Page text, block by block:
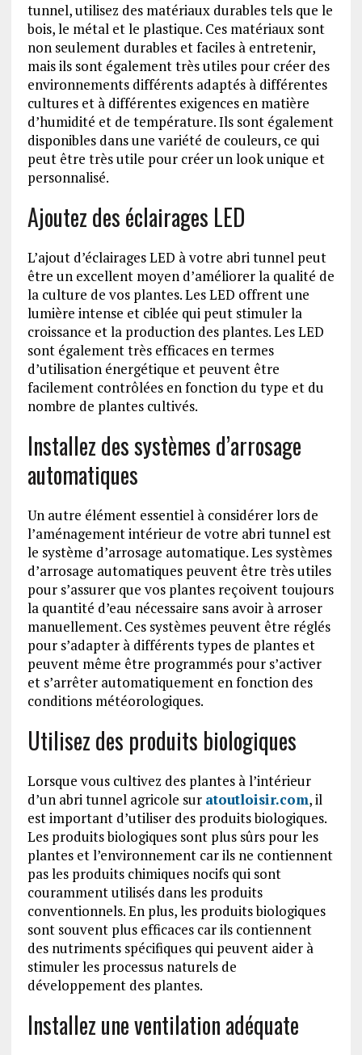
tunnel, utilisez des matériaux durables tels que le
bois, le métal et le plastique. Ces matériaux sont
non seulement durables et faciles à entretenir,
mais ils sont également très utiles pour créer des
environnements différents adaptés à différentes
cultures et à différentes exigences en matière
d’humidité et de température. Ils sont également
disponibles dans une variété de couleurs, ce qui
peut être très utile pour créer un look unique et
personnalisé.
Ajoutez des éclairages LED
L’ajout d’éclairages LED à votre abri tunnel peut
être un excellent moyen d’améliorer la qualité de
la culture de vos plantes. Les LED offrent une
lumière intense et ciblée qui peut stimuler la
croissance et la production des plantes. Les LED
sont également très efficaces en termes
d’utilisation énergétique et peuvent être
facilement contrôlées en fonction du type et du
nombre de plantes cultivés.
Installez des systèmes d’arrosage
automatiques
Un autre élément essentiel à considérer lors de
l’aménagement intérieur de votre abri tunnel est
le système d’arrosage automatique. Les systèmes
d’arrosage automatiques peuvent être très utiles
pour s’assurer que vos plantes reçoivent toujours
la quantité d’eau nécessaire sans avoir à arroser
manuellement. Ces systèmes peuvent être réglés
pour s’adapter à différents types de plantes et
peuvent même être programmés pour s’activer
et s’arrêter automatiquement en fonction des
conditions météorologiques.
Utilisez des produits biologiques
Lorsque vous cultivez des plantes à l’intérieur
d’un abri tunnel agricole sur atoutloisir.com, il
est important d’utiliser des produits biologiques.
Les produits biologiques sont plus sûrs pour les
plantes et l’environnement car ils ne contiennent
pas les produits chimiques nocifs qui sont
couramment utilisés dans les produits
conventionnels. En plus, les produits biologiques
sont souvent plus efficaces car ils contiennent
des nutriments spécifiques qui peuvent aider à
stimuler les processus naturels de
développement des plantes.
Installez une ventilation adéquate